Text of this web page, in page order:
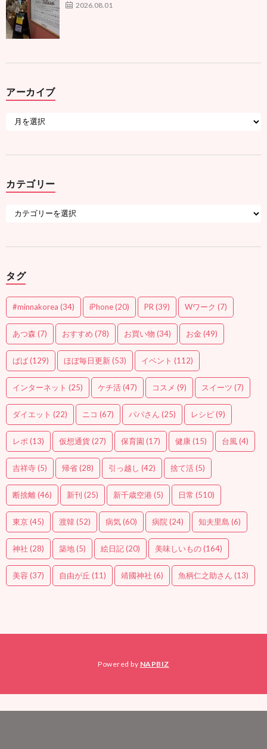
2026.08.01
アーカイブ
カテゴリー
タグ
#minnakorea (34) iPhone(20) PR (39) Wワーク (7)
あつ森 (7) おすすめ (78) お買い物 (34) お金 (49)
ばば(129) ほぼ毎日更新(53) イベント (112)
インターネット (25) ケチ活(47) コスメ (9) スイーツ (7)
ダイエット (22) ニコ (67) パパさん (25) レシピ(9)
レポ (13) 仮想通貨(27) 保育園 (17) 健康(15) 台風(4)
吉祥寺(5) 帰省(28) 引っ越し (42) 捨て活(5)
断捨離(46) 新刊 (25) 新千歳空港(5) 日常 (510)
東京(45) 渡韓(52) 病気(60) 病院 (24) 知夫里島 (6)
神社 (28) 築地(5) 絵日記(20) 美味しいもの(164)
美容 (37) 自由が丘 (11) 靖國神社 (6) 魚柄仁之助さん (13)
Powered by NAPBIZ